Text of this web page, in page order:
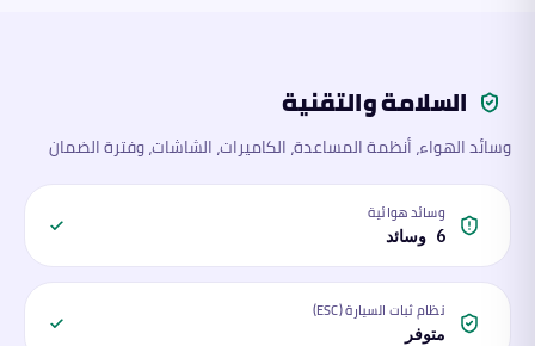
السلامة والتقنية
وسائد الهواء، أنظمة المساعدة، الكاميرات، الشاشات، وفترة الضمان
وسائد هوائية
6 وسائد
نظام ثبات السيارة (ESC)
متوفر